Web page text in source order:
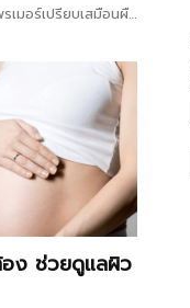
มอร์เปรียบเสมือนผืน
อง ช่วยดูแลผิว